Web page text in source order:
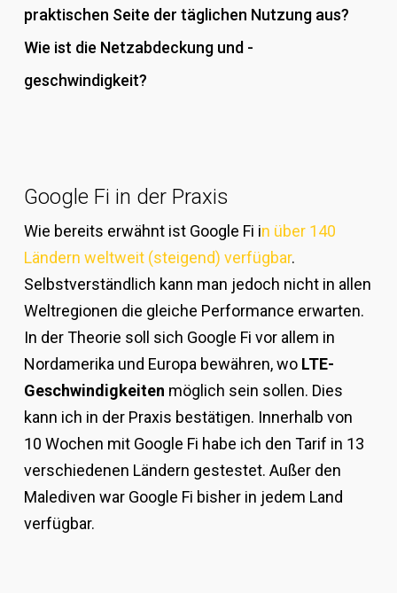
praktischen Seite der täglichen Nutzung aus?
Wie ist die Netzabdeckung und -
geschwindigkeit?
Google Fi in der Praxis
Wie bereits erwähnt ist Google Fi in über 140
Ländern weltweit (steigend) verfügbar.
Selbstverständlich kann man jedoch nicht in allen
Weltregionen die gleiche Performance erwarten.
In der Theorie soll sich Google Fi vor allem in
Nordamerika und Europa bewähren, wo LTE-
Geschwindigkeiten möglich sein sollen. Dies
kann ich in der Praxis bestätigen. Innerhalb von
10 Wochen mit Google Fi habe ich den Tarif in 13
verschiedenen Ländern gestestet. Außer den
Malediven war Google Fi bisher in jedem Land
verfügbar.